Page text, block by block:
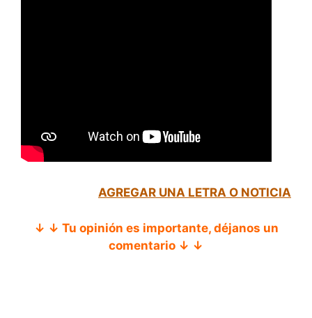
AGREGAR UNA LETRA O NOTICIA
↓ ↓ Tu opinión es importante, déjanos un
comentario ↓ ↓